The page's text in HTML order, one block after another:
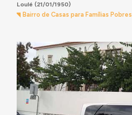
Loulé (21/01/1950)
Bairro de Casas para Famílias Pobres